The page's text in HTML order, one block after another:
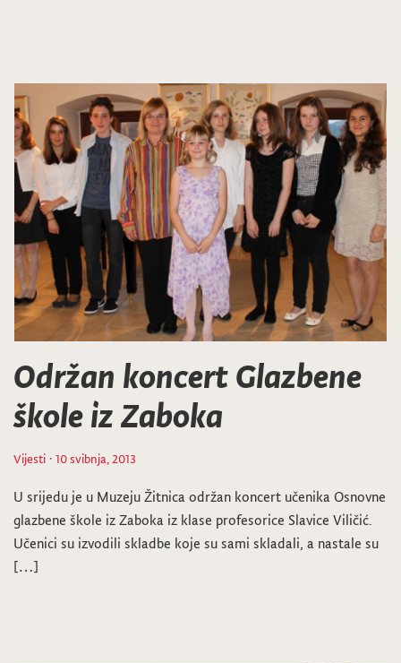
Održan koncert Glazbene
škole iz Zaboka
Vijesti · 10 svibnja, 2013
U srijedu je u Muzeju Žitnica održan koncert učenika Osnovne
glazbene škole iz Zaboka iz klase profesorice Slavice Viličić.
Učenici su izvodili skladbe koje su sami skladali, a nastale su
[…]